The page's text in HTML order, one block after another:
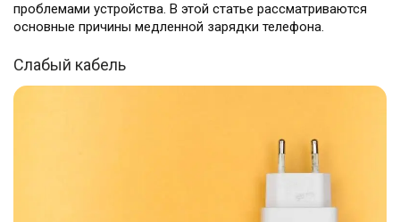
проблемами устройства. В этой статье рассматриваются
основные причины медленной зарядки телефона.
Слабый кабель